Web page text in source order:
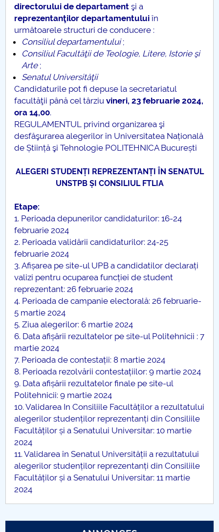
STUDENTI CUP
Ghiduri pentru STUDENȚI
Relations publiques
Relations Internationales
PNRR
Proiect (PRIM STUD)
Protection des données personnelles
Université pour la communauté
Études doctorales
Comisie de etica unversitară
Evenimente CUP
Accesibilitate pentru studenții cu dizabilități
Raportul Conducerii Centrului Universitar Pitești
privind implementarea Planului Operațional 2020-
2024
Parteneri CUP
Centrul de Consiliere și Orientare în Carieră
Chestionar angajabilitate ALUMNI – UPB
CAR2026
MENIU CANTINA
Alegeri DLSA 2024-2029
Management departament
directorului de departament şi a
reprezentanţilor departamentului în
următoarele structuri de conducere :
Consiliul departamentului;
Consiliul Facultăţii de Teologie, Litere, Istorie şi
Arte;
Senatul Universităţii
Candidaturile pot fi depuse la secretariatul
facultăţii până cel târziuvineri, 23 februarie 2024,
ora 14,00.
REGULAMENTUL privind organizarea şi
desfăşurarea alegerilor în Universitatea Națională
de Știință şi Tehnologie POLITEHNICA București
ALEGERI STUDENȚI REPREZENTANȚI ÎN SENATUL
UNSTPB ȘI CONSILIUL FTLIA
Etape:
1. Perioada depunerilor candidaturilor: 16-24
februarie 2024
2. Perioada validării candidaturilor: 24-25
februarie 2024
3. Afișarea pe site-ul UPB a candidatilor declarați
valizi pentru ocuparea funcției de student
reprezentant: 26 februarie 2024
4. Perioada de campanie electorală: 26 februarie-
5 martie 2024
5. Ziua alegerilor: 6 martie 2024
6. Data afișării rezultatelor pe site-ul Politehnicii : 7
martie 2024
7. Perioada de contestații: 8 martie 2024
8. Perioada rezolvării contestațiilor: 9 martie 2024
9. Data afișării rezultatelor finale pe site-ul
Politehnicii: 9 martie 2024
10. Validarea In Consiliile Facultăților a rezultatului
alegerilor studenților reprezentanți din Consiliile
Facultăților și a Senatului Universitar: 10 martie
2024
11. Validarea în Senatul Universității a rezultatului
alegerilor studenților reprezentanți din Consiliile
Facultăților și a Senatului Universitar: 11 martie
2024